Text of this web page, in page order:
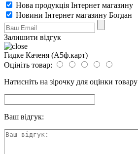
Нова продукція Інтернет магазину
Новини Інтернет магазину Богдан
Залишити відгук
Гидке Каченя (А5ф.карт)
Оцініть товар:
Натисніть на зірочку для оцінки товару
Ваш відгук: